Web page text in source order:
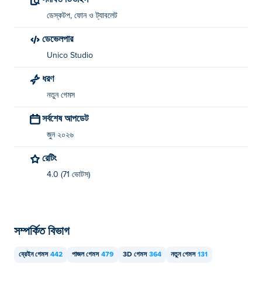
ডেস্কটপ, ফোন ও ট্যাবলেট
ডেভেলপার
Unico Studio
ধরণ
নতুন গেমস
সর্বশেষ আপডেট
জুন ২০২৬
রেটিং
4.0 (71 ভোটস)
সম্পর্কিত বিভাগ
ব্রেইন গেমস 442 পাজল গেমস 479 3D গেমস 364 নতুন গেমস 131